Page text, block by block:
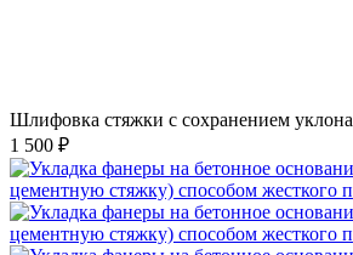
Шлифовка стяжки с сохранением уклона
1 500 ₽